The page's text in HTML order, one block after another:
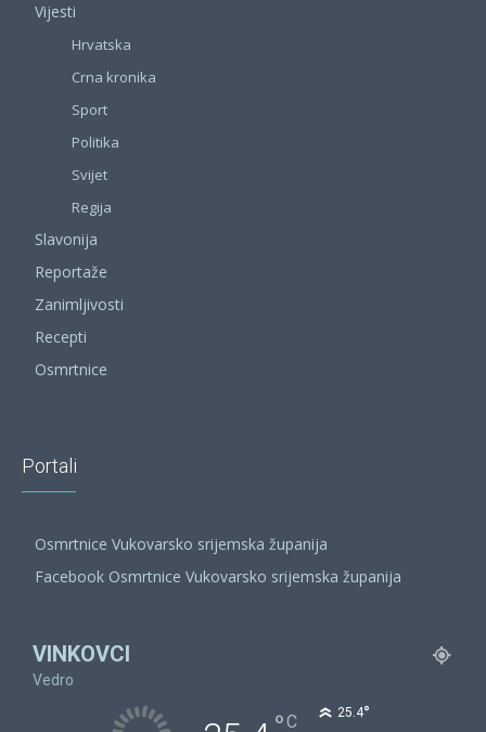
Vijesti
Hrvatska
Crna kronika
Sport
Politika
Svijet
Regija
Slavonija
Reportaže
Zanimljivosti
Recepti
Osmrtnice
Portali
Osmrtnice Vukovarsko srijemska županija
Facebook Osmrtnice Vukovarsko srijemska županija
VINKOVCI
Vedro
C 25.4°